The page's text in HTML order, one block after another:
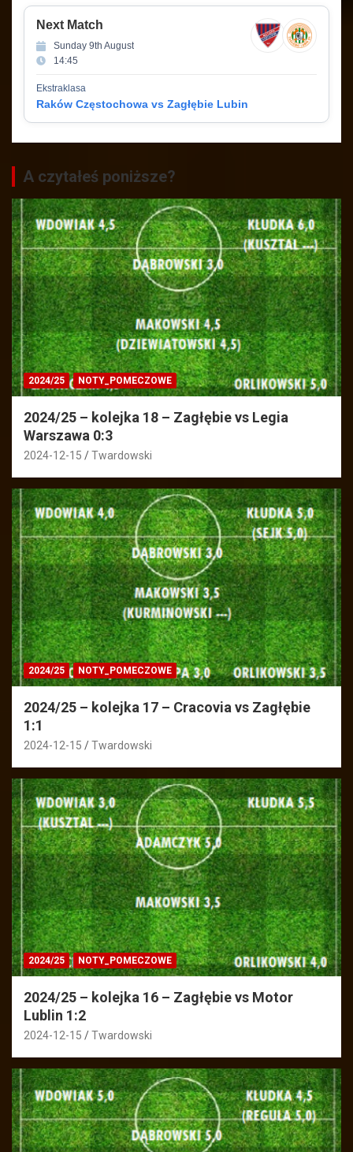
Next Match
Sunday 9th August
14:45
Ekstraklasa
Raków Częstochowa vs Zagłębie Lubin
A czytałeś poniższe?
2024/25 NOTY_POMECZOWE
2024/25 – kolejka 18 – Zagłębie vs Legia
Warszawa 0:3
2024-12-15 Twardowski
2024/25 NOTY_POMECZOWE
2024/25 – kolejka 17 – Cracovia vs Zagłębie
1:1
2024-12-15 Twardowski
2024/25 NOTY_POMECZOWE
2024/25 – kolejka 16 – Zagłębie vs Motor
Lublin 1:2
2024-12-15 Twardowski